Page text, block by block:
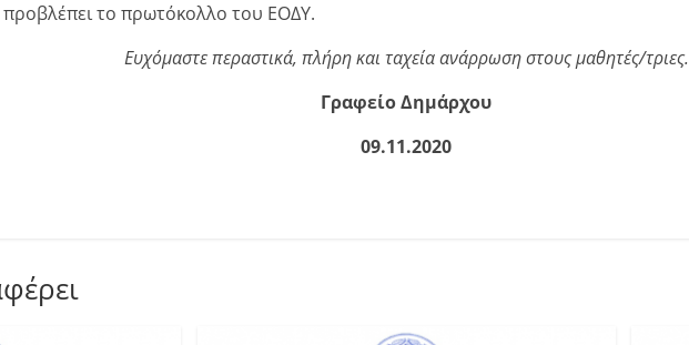
το πρωτόκολλο του ΕΟΔΥ.
Ευχόμαστε περαστικά, πλήρη και ταχεία ανάρρωση στους μαθητές/τριες.
Γραφείο Δημάρχου
09.11.2020